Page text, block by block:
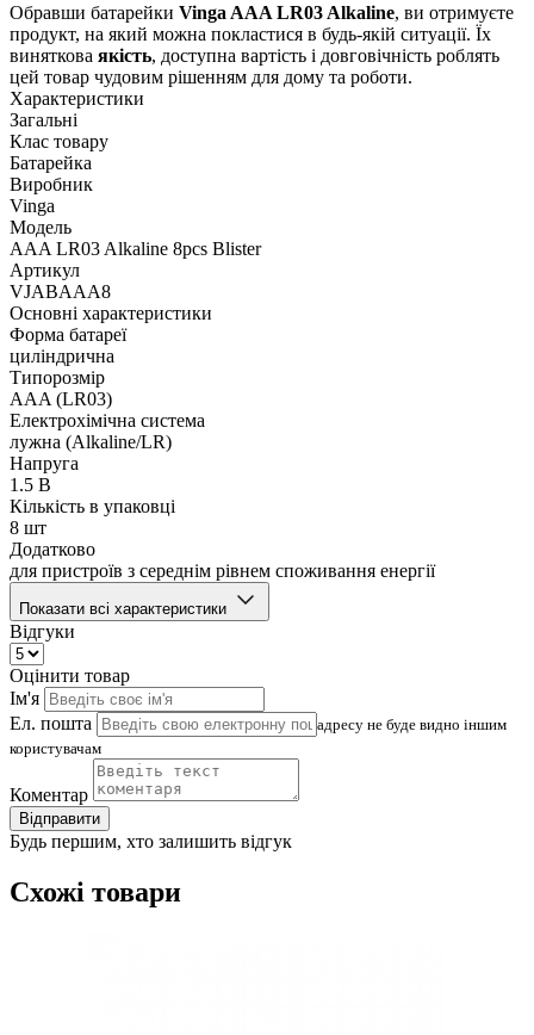
Обравши батарейки Vinga AAA LR03 Alkaline, ви отримуєте
продукт, на який можна покластися в будь-якій ситуації. Їх
виняткова якість, доступна вартість і довговічність роблять
цей товар чудовим рішенням для дому та роботи.
Характеристики
Загальні
Клас товару
Батарейка
Виробник
Vinga
Модель
AAA LR03 Alkaline 8pcs Blister
Артикул
VJABAAA8
Основні характеристики
Форма батареї
циліндрична
Типорозмір
AAA (LR03)
Електрохімічна система
лужна (Alkaline/LR)
Напруга
1.5 В
Кількість в упаковці
8 шт
Додатково
для пристроїв з середнім рівнем споживання енергії
Показати всі характеристики
Відгуки
Оцінити товар
Ім'я
Ел. пошта
адресу не буде видно іншим
користувачам
Коментар
Відправити
Будь першим, хто залишить відгук
Схожі товари